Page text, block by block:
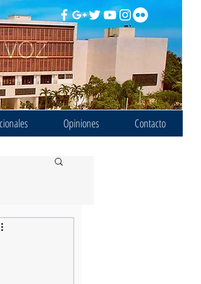
Opiniones Contacto